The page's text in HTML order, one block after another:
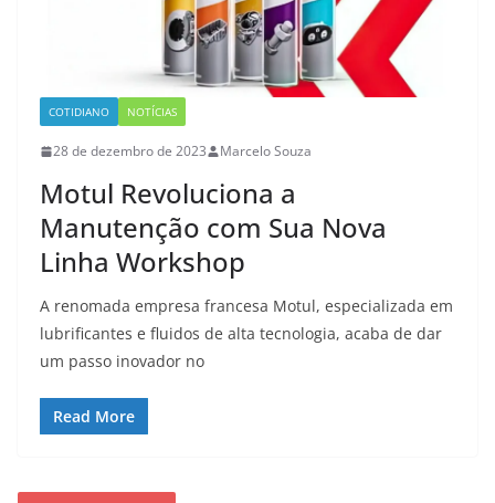
COTIDIANO NOTÍCIAS
28 de dezembro de 2023 Marcelo Souza
Motul Revoluciona a
Manutenção com Sua Nova
Linha Workshop
A renomada empresa francesa Motul, especializada em
lubrificantes e fluidos de alta tecnologia, acaba de dar
um passo inovador no
Read More